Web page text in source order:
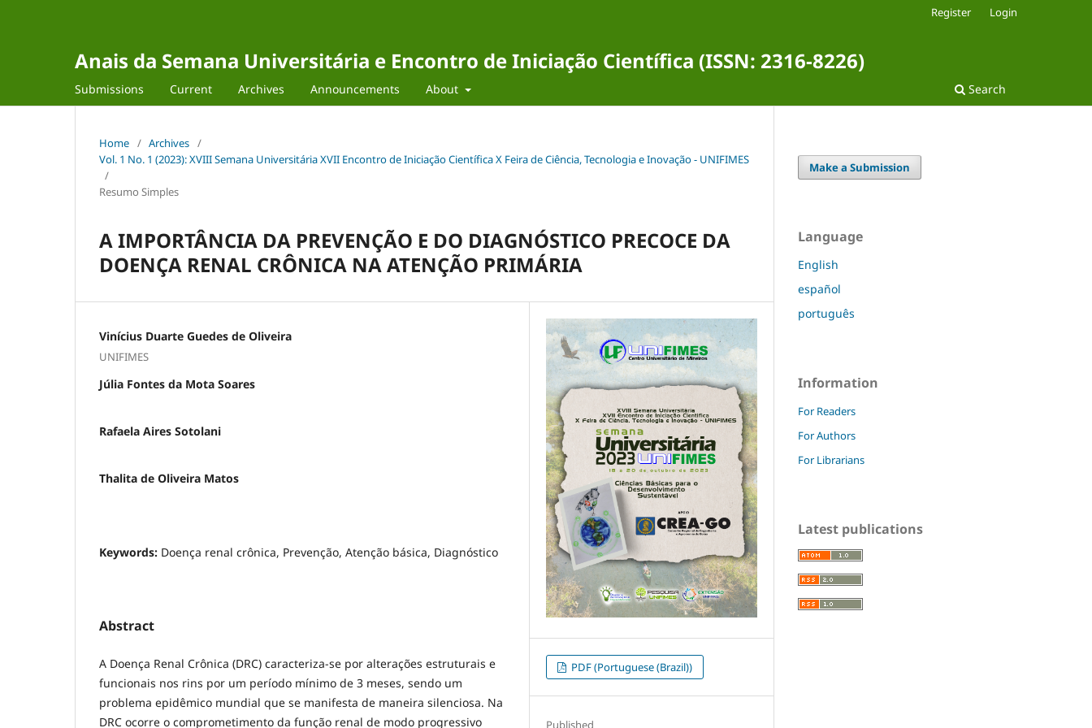
Anais da Semana Universitária e Encontro de Iniciação Científica (ISSN: 2316-8226)
Submissions Current Archives Announcements About Search
Register Login
Home / Archives /
Vol. 1 No. 1 (2023): XVIII Semana Universitária XVII Encontro de Iniciação Científica X Feira de Ciência, Tecnologia e Inovação - UNIFIMES
/
Resumo Simples
A IMPORTÂNCIA DA PREVENÇÃO E DO DIAGNÓSTICO PRECOCE DA
DOENÇA RENAL CRÔNICA NA ATENÇÃO PRIMÁRIA
Vinícius Duarte Guedes de Oliveira
UNIFIMES
Júlia Fontes da Mota Soares
Rafaela Aires Sotolani
Thalita de Oliveira Matos
Keywords: Doença renal crônica, Prevenção, Atenção básica, Diagnóstico
Abstract
A Doença Renal Crônica (DRC) caracteriza-se por alterações estruturais e
funcionais nos rins por um período mínimo de 3 meses, sendo um
problema epidêmico mundial que se manifesta de maneira silenciosa. Na
DRC ocorre o comprometimento da função renal de modo progressivo
PDF (Portuguese (Brazil))
Published
Make a Submission
Language
English
español
português
Information
For Readers
For Authors
For Librarians
Latest publications